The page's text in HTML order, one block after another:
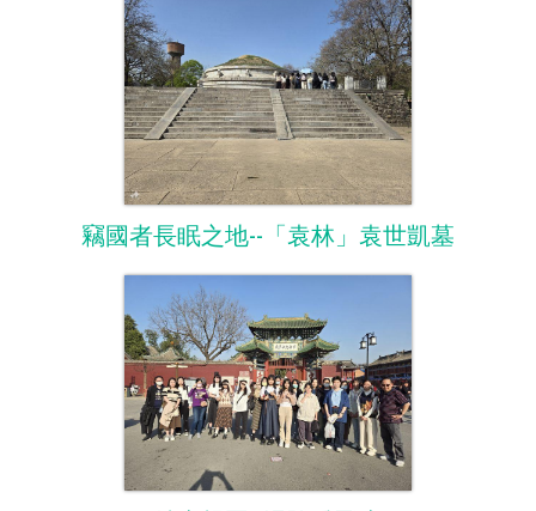
竊國者長眠之地--「袁林」袁世凱墓